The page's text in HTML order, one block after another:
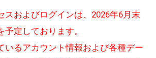
スおよびログインは、2026年6月末
予定しております。
いるアカウント情報および各種デー